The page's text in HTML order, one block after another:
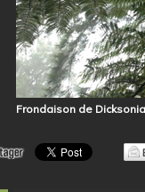
Frondaison de